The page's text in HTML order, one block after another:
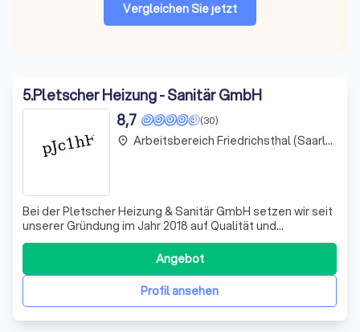
Vergleichen Sie jetzt
5.Pletscher Heizung - Sanitär GmbH
(30)
8,7
Bei der Pletscher Heizung & Sanitär GmbH setzen wir seit
unserer Gründung im Jahr 2018 auf Qualität und
Fachkompetenz im Bereich Heizungs- und Sanitärtechnik.
Unser Team, bestehend aus erfahrenen Fachleuten, wird
regelmäßig geschult, um stets auf dem neuesten Stand
der Technik zu sein. Wir bieten Ih
Profil ansehen
Angebot
place Arbeitsbereich Friedrichsthal (Saarland)